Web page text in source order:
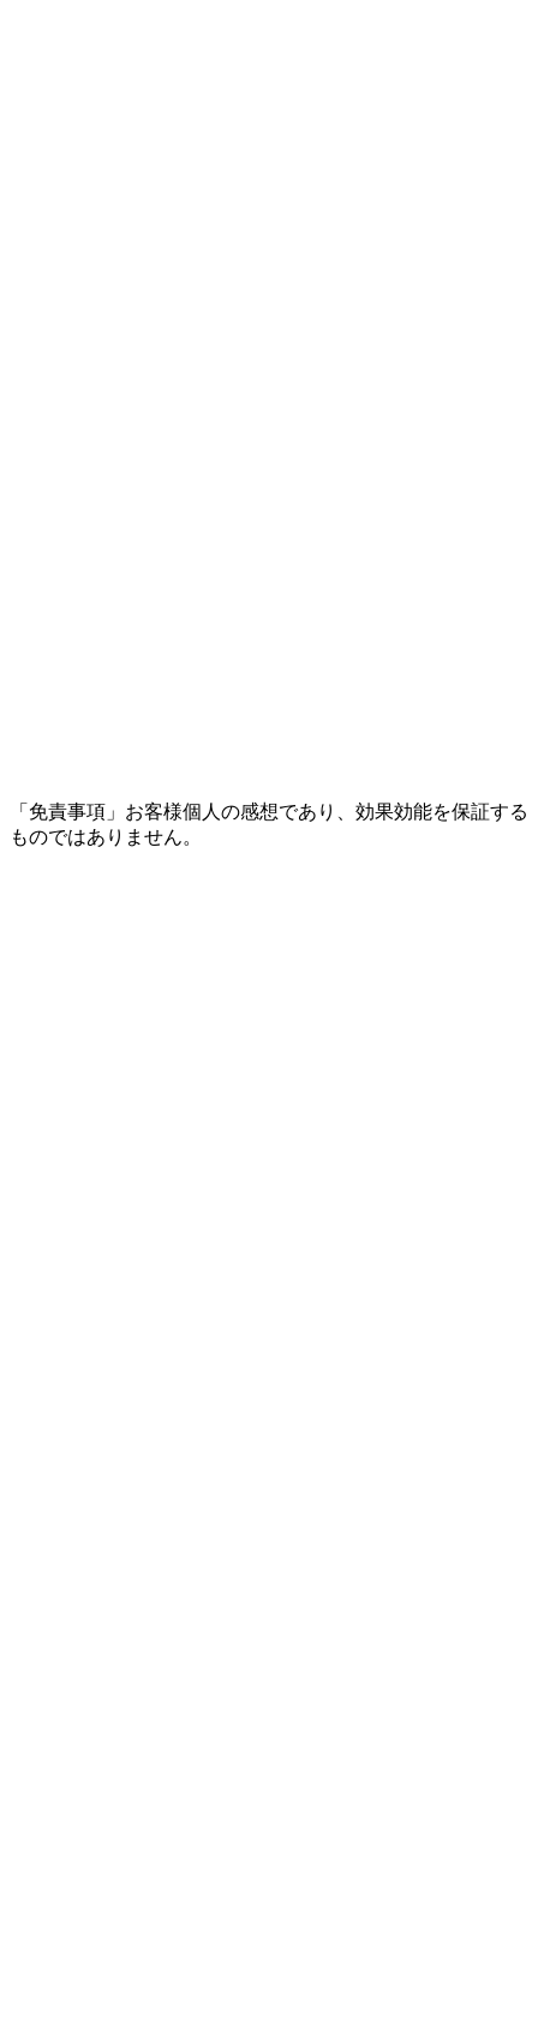
「免責事項」お客様個人の感想であり、効果効能を保証する
ものではありません。